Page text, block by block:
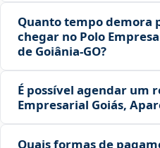
Quanto tempo demora
chegar no Polo
de Goiânia‑GO?
É possível agendar um
Empresarial Goiás,
Quais formas de